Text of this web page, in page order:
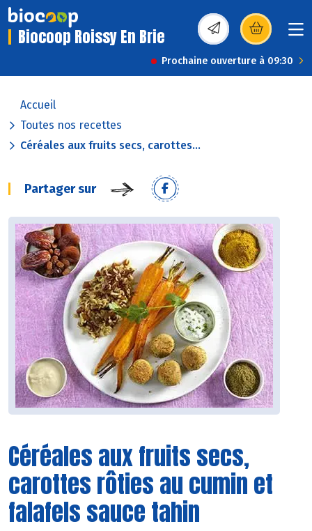
Biocoop Roissy En Brie (s’ouvre dans une
Prochaine ouverture à 09:30
Accueil
Toutes nos recettes
Céréales aux fruits secs, carottes...
Partager sur
Céréales aux fruits secs,
carottes rôties au cumin et
falafels sauce tahin